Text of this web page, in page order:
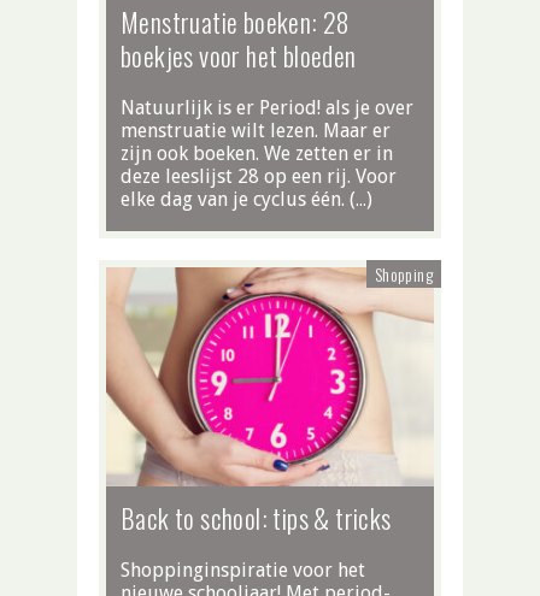
Menstruatie boeken: 28
boekjes voor het bloeden
Natuurlijk is er Period! als je over
menstruatie wilt lezen. Maar er
zijn ook boeken. We zetten er in
deze leeslijst 28 op een rij. Voor
elke dag van je cyclus één. (…)
Shopping
Back to school: tips & tricks
Shoppinginspiratie voor het